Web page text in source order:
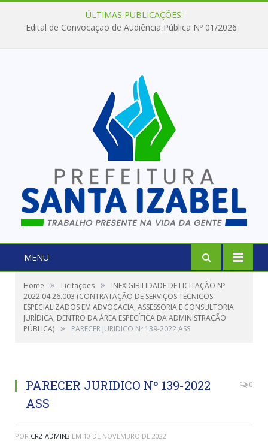
ÚLTIMAS PUBLICAÇÕES:
Edital de Convocação de Audiência Pública Nº 01/2026
MENU
Home » Licitações »
INEXIGIBILIDADE DE LICITAÇÃO Nº
2022.04.26.003 (CONTRATAÇÃO DE SERVIÇOS TÉCNICOS
ESPECIALIZADOS EM ADVOCACIA, ASSESSORIA E CONSULTORIA
JURÍDICA, DENTRO DA ÁREA ESPECÍFICA DA ADMINISTRAÇÃO
PÚBLICA) » PARECER JURIDICO Nº 139-2022 ASS
PARECER JURIDICO Nº 139-2022
ASS
0
POR CR2-ADMIN3 EM 10 DE NOVEMBRO DE 2022